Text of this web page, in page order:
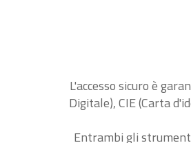
L'accesso sicuro è
Digitale), CIE (Carta
Entrambi gli